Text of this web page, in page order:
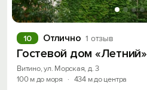
Отлично 1 отзыв
10
Гостевой дом «Летний»
Витино, ул. Морская, д. 3
100 м до моря
· 434 м до центра